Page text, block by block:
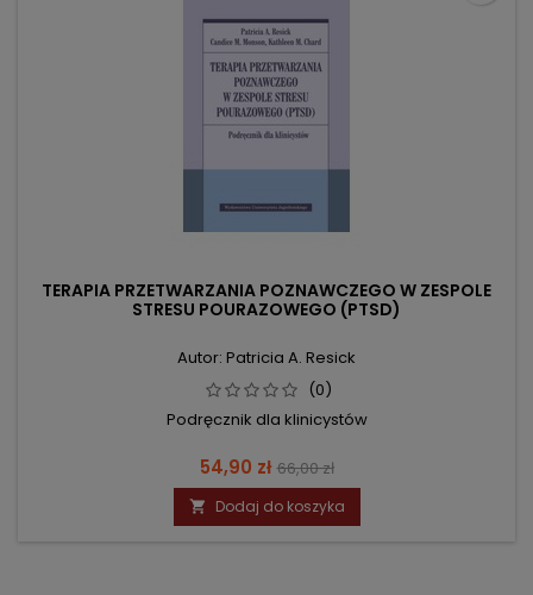
TERAPIA PRZETWARZANIA POZNAWCZEGO W ZESPOLE
STRESU POURAZOWEGO (PTSD)
Autor: Patricia A. Resick
(0)
Podręcznik dla klinicystów
Cena
54,90 zł Cena
podstawowa
66,00 zł
 Dodaj do koszyka